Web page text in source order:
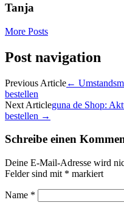
Tanja
More Posts
Post navigation
Previous Article←
bestellen
Next Articleguna de Shop:
bestellen →
Schreibe einen
Deine E-Mail-Adresse wird
Felder sind mit * markiert
Name *